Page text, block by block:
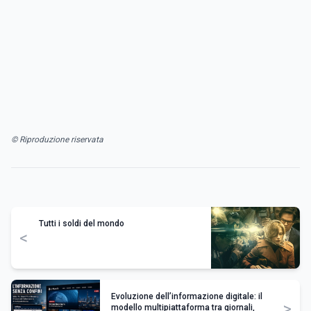
© Riproduzione riservata
<
Tutti i soldi del mondo
Evoluzione dell’informazione digitale: il
modello multipiattaforma tra giornali,